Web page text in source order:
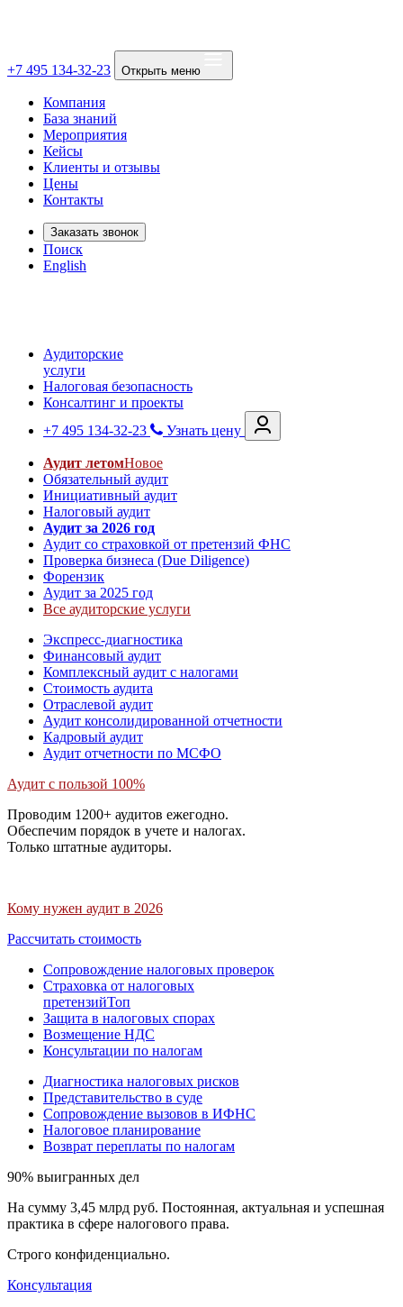
+7 495 134-32-23 Открыть меню
Компания
База знаний
Мероприятия
Кейсы
Клиенты и отзывы
Цены
Контакты
Заказать звонок
Поиск
English
Аудиторские
услуги
Налоговая безопасность
Консалтинг и проекты
+7 495 134-32-23
Узнать цену
Аудит летомНовое
Обязательный аудит
Инициативный аудит
Налоговый аудит
Аудит за 2026 год
Аудит со страховкой от претензий ФНС
Проверка бизнеса (Due Diligence)
Форензик
Аудит за 2025 год
Все аудиторские услуги
Экспресс-диагностика
Финансовый аудит
Комплексный аудит с налогами
Стоимость аудита
Отраслевой аудит
Аудит консолидированной отчетности
Кадровый аудит
Аудит отчетности по МСФО
Аудит с пользой 100%
Проводим 1200+ аудитов ежегодно.
Обеспечим порядок в учете и налогах.
Только штатные аудиторы.
Кому нужен аудит в 2026
Рассчитать стоимость
Сопровождение налоговых проверок
Страховка от налоговых
претензийТоп
Защита в налоговых спорах
Возмещение НДС
Консультации по налогам
Диагностика налоговых рисков
Представительство в суде
Сопровождение вызовов в ИФНС
Налоговое планирование
Возврат переплаты по налогам
90% выигранных дел
На сумму 3,45 млрд руб. Постоянная, актуальная и успешная
практика в сфере налогового права.
Строго конфиденциально.
Консультация